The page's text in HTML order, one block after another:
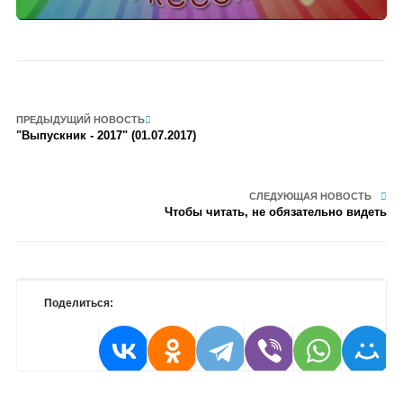
ПРЕДЫДУЩИЙ НОВОСТЬ
"Выпускник - 2017" (01.07.2017)
СЛЕДУЮЩАЯ НОВОСТЬ
Чтобы читать, не обязательно видеть
Поделиться: